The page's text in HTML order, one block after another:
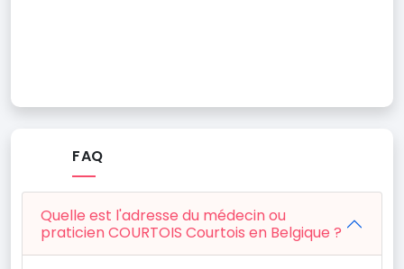
FAQ
Quelle est l'adresse du médecin ou
praticien COURTOIS Courtois en Belgique ?